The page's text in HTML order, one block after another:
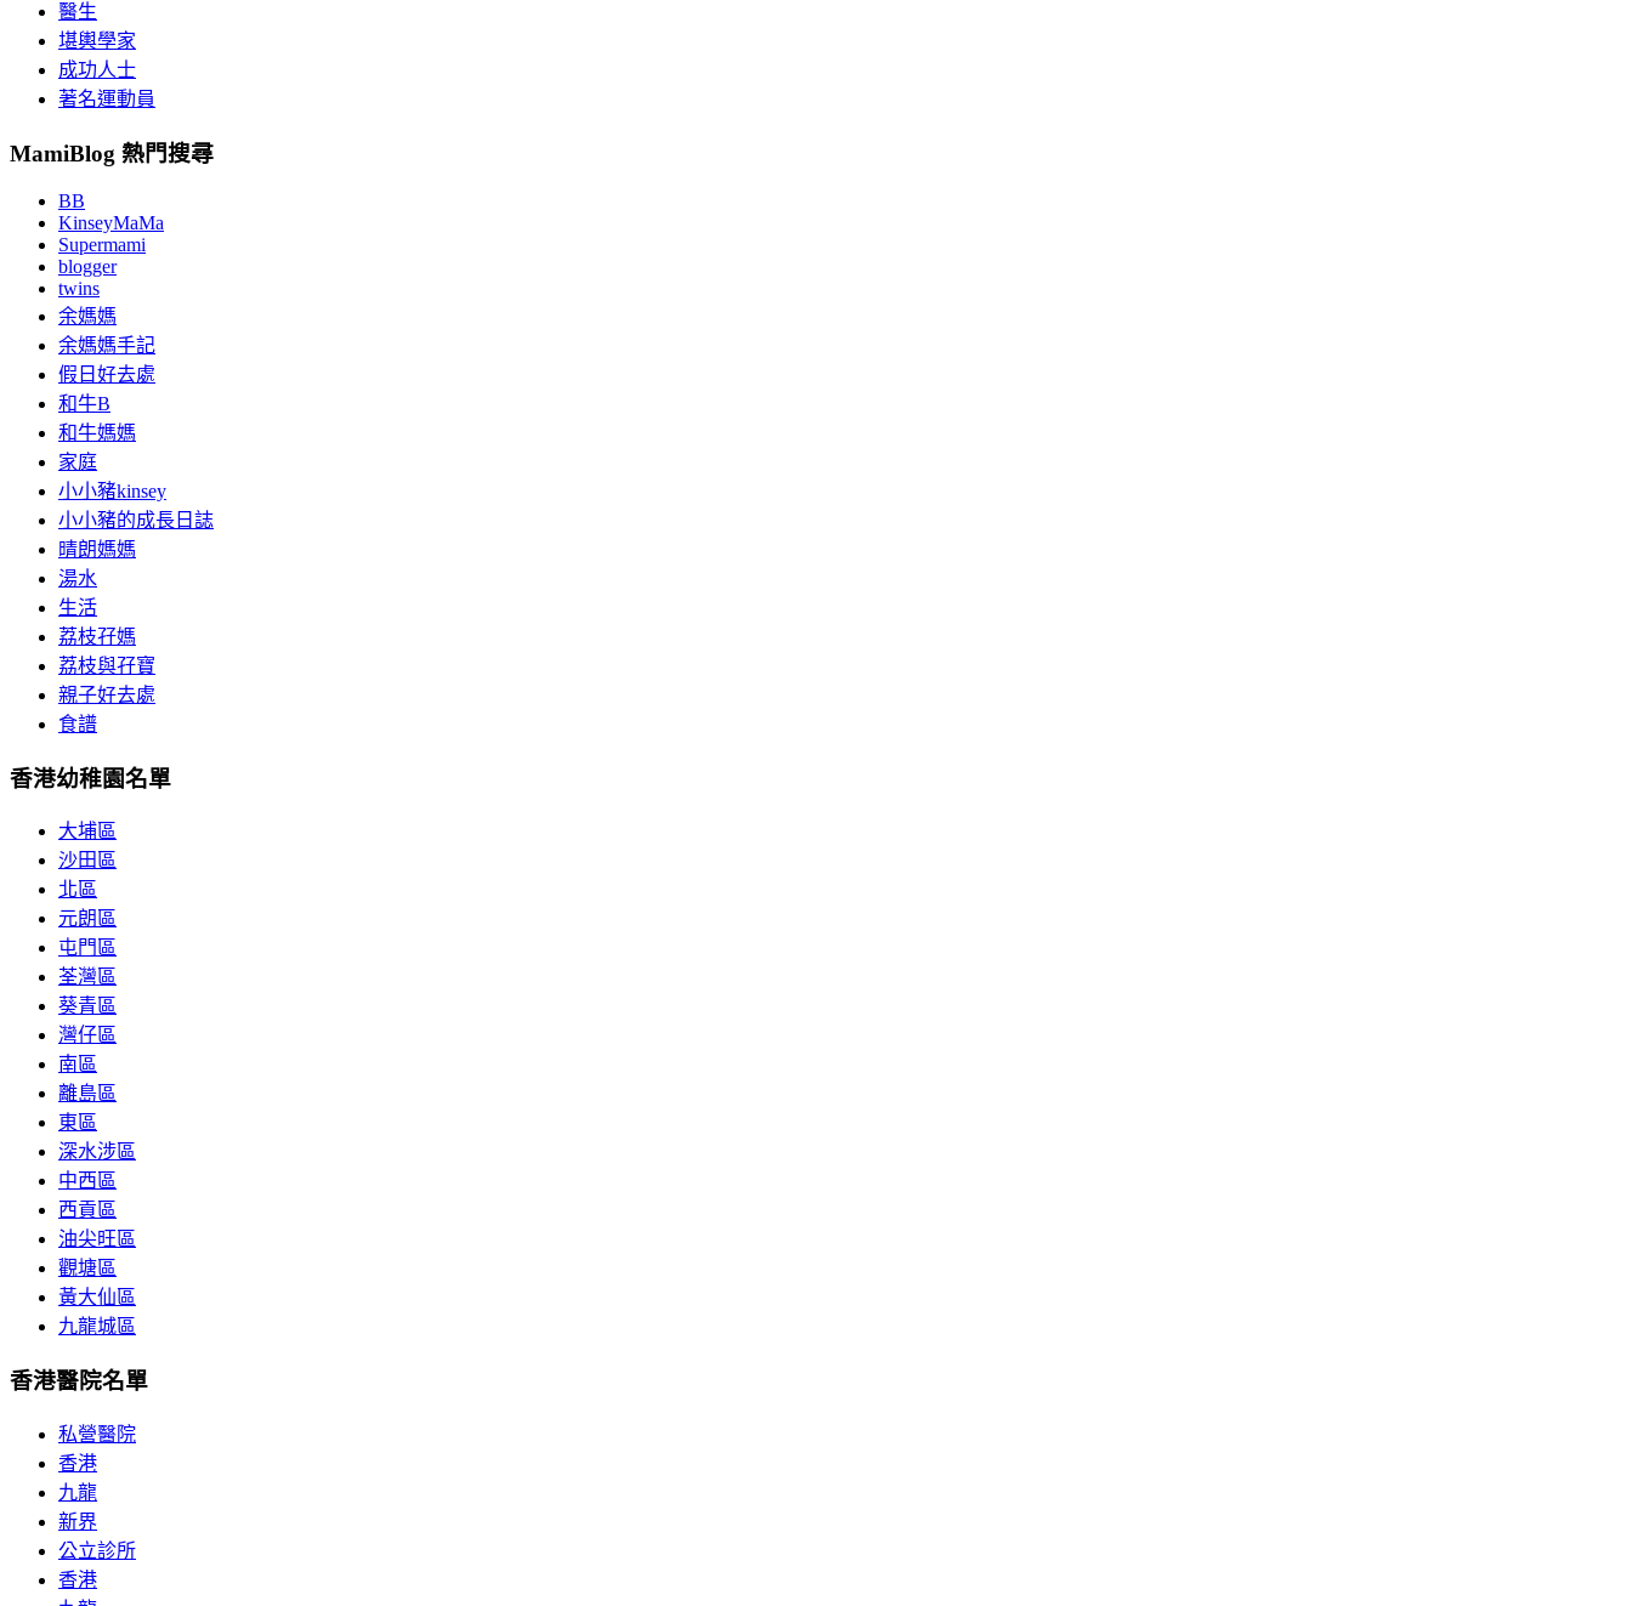
醫生
堪輿學家
成功人士
著名運動員
MamiBlog 熱門搜尋
BB
KinseyMaMa
Supermami
blogger
twins
余媽媽
余媽媽手記
假日好去處
和牛B
和牛媽媽
家庭
小小豬kinsey
小小豬的成長日誌
晴朗媽媽
湯水
生活
荔枝孖媽
荔枝與孖寶
親子好去處
食譜
香港幼稚園名單
大埔區
沙田區
北區
元朗區
屯門區
荃灣區
葵青區
灣仔區
南區
離島區
東區
深水涉區
中西區
西貢區
油尖旺區
觀塘區
黃大仙區
九龍城區
香港醫院名單
私營醫院
香港
九龍
新界
公立診所
香港